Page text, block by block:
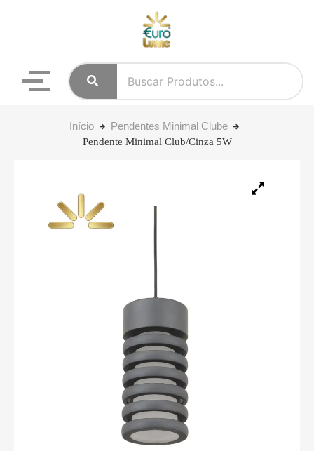
Início Pendentes Minimal Clube
Pendente Minimal Club/Cinza 5W